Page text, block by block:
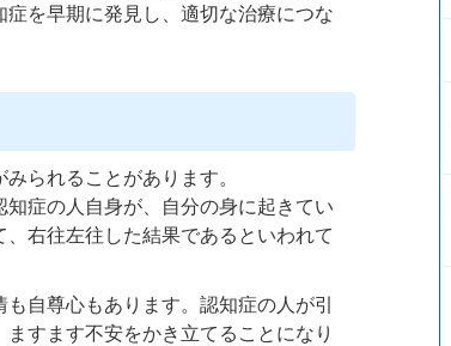
を早期に発見し、適切な治療につな
られることがあります。
症の人自身が、自分の身に起きてい
右往左往した結果であるといわれて
自尊心もあります。認知症の人が引
すます不安をかき立てることになり